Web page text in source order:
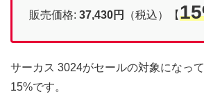
販売価格: 37,430円 （税込）【
サーカス 3024がセールの対象になっ
15%です。